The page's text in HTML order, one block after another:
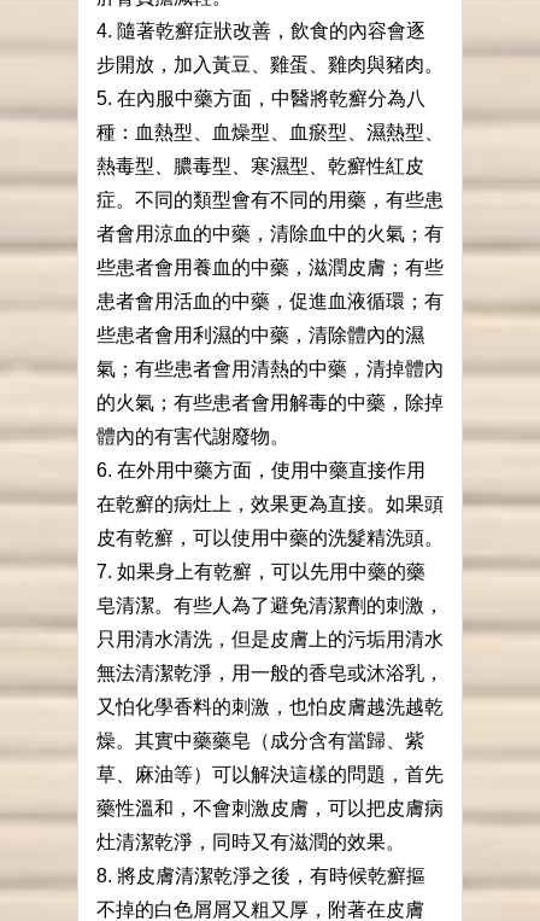
4. 隨著乾癬症狀改善，飲食的內容會逐
步開放，加入黃豆、雞蛋、雞肉與豬肉。
5. 在內服中藥方面，中醫將乾癬分為八
種：血熱型、血燥型、血瘀型、濕熱型、
熱毒型、膿毒型、寒濕型、乾癬性紅皮
症。不同的類型會有不同的用藥，有些患
者會用涼血的中藥，清除血中的火氣；有
些患者會用養血的中藥，滋潤皮膚；有些
患者會用活血的中藥，促進血液循環；有
些患者會用利濕的中藥，清除體內的濕
氣；有些患者會用清熱的中藥，清掉體內
的火氣；有些患者會用解毒的中藥，除掉
體內的有害代謝廢物。
6. 在外用中藥方面，使用中藥直接作用
在乾癬的病灶上，效果更為直接。如果頭
皮有乾癬，可以使用中藥的洗髮精洗頭。
7. 如果身上有乾癬，可以先用中藥的藥
皂清潔。有些人為了避免清潔劑的刺激，
只用清水清洗，但是皮膚上的污垢用清水
無法清潔乾淨，用一般的香皂或沐浴乳，
又怕化學香料的刺激，也怕皮膚越洗越乾
燥。其實中藥藥皂（成分含有當歸、紫
草、麻油等）可以解決這樣的問題，首先
藥性溫和，不會刺激皮膚，可以把皮膚病
灶清潔乾淨，同時又有滋潤的效果。
8. 將皮膚清潔乾淨之後，有時候乾癬摳
不掉的白色屑屑又粗又厚，附著在皮膚